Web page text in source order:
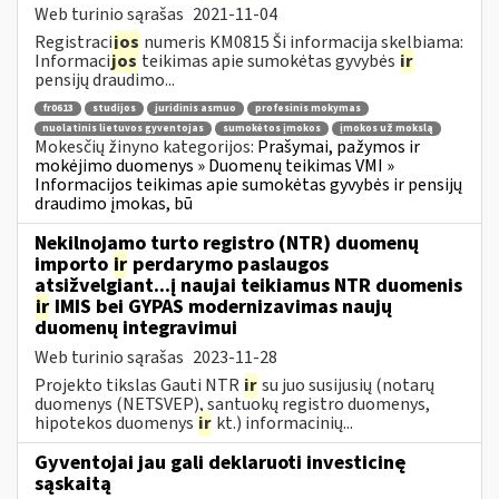
Web turinio sąrašas 2021-11-04
Registracijos numeris KM0815 Ši informacija skelbiama:
Informacijosteikimas apie sumokėtas gyvybės ir
pensijų draudimo...
fr0613 studijos juridinis asmuo
profesinis mokymas
nuolatinis lietuvos gyventojas
sumokėtos įmokos įmokos už mokslą
Mokesčių žinyno kategorijos: Prašymai, pažymos ir
mokėjimo duomenys » Duomenų teikimas VMI »
Informacijos teikimas apie sumokėtas gyvybės ir pensijų
draudimo įmokas, bū
Nekilnojamo turto registro (NTR) duomenų
importo ir perdarymo paslaugos
atsižvelgiant...į naujai teikiamus NTR duomenis
ir IMIS bei GYPAS modernizavimas naujų
duomenų integravimui
Web turinio sąrašas 2023-11-28
Projekto tikslas Gauti NTR irsu juo susijusių (notarų
duomenys (NETSVEP), santuokų registro duomenys,
hipotekos duomenys ir kt.) informacinių...
Gyventojai jau gali deklaruoti investicinę
sąskaitą